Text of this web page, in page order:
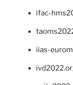
ifac-
iias-